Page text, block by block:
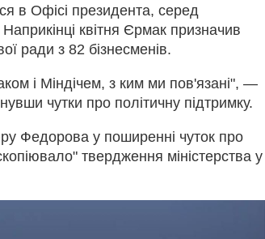
в Офісі президента, серед
квітня Єрмак призначив
ради з 82 бізнесменів.
і Міндічем, з ким ми пов'язані", —
чутки про політичну підтримку.
Федорова у поширенні чуток про
твердження міністерства у